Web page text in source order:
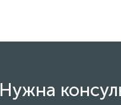
Нужна